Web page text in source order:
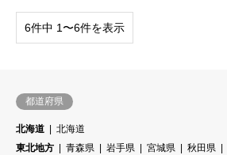
6件中 1〜6件を表示
都道府県
北海道
北海道
東北地方
青森県 岩手県 宮城県 秋田県